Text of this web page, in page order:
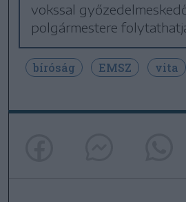
vokssal
polgármestere
bíróság EMSZ vita